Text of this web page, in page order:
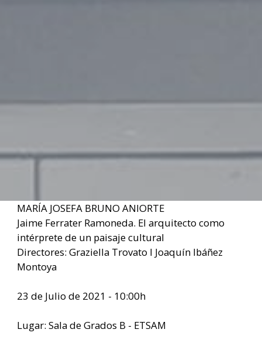
MARÍA JOSEFA BRUNO ANIORTE
Jaime Ferrater Ramoneda. El arquitecto como
intérprete de un paisaje cultural
Directores: Graziella Trovato I Joaquín lbáñez
Montoya
23 de Julio de 2021 - 10:00h
Lugar: Sala de Grados B - ETSAM